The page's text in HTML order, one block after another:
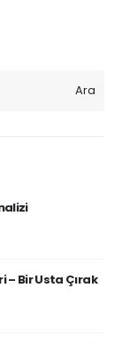
Ara
Bir Usta Çırak